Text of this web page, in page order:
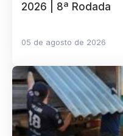
2026 | 8ª Rodada
05 de agosto de 2026